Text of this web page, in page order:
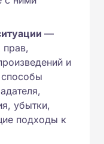
—
прав,
и
способы
убытки,
подходы к